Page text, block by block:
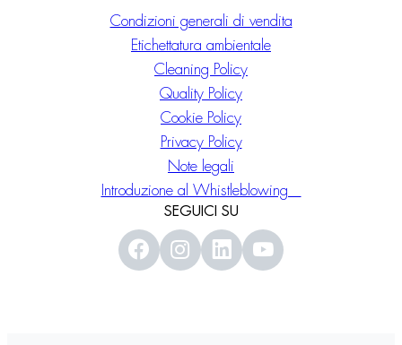
Condizioni generali di vendita
Etichettatura ambientale
Cleaning Policy
Quality Policy
Cookie Policy
Privacy Policy
Note legali
Introduzione al Whistleblowing
SEGUICI SU